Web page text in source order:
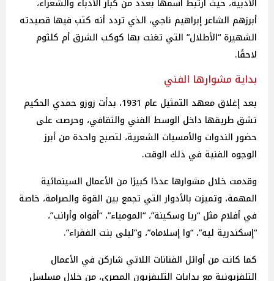
أبرزهم الشاعر إبراهيم ناجي، الذي تردد أنه كتب فيها قصيدته
الشهيرة “الأطلال” التي تغنت بها كوكب الشرق أم كلثوم
لاحقًا.
بداية مشوارها الفني
بعد إغلاق معهد التمثيل عام 1931، بدأت زوزو حمدي الحكيم
تشق طريقها داخل الوسط الفني والثقافي، وحرصت على
حضور الندوات والأمسيات الشعرية، لتصبح واحدة من أبرز
الوجوه الفنية في ذلك الوقت.
وقدمت خلال مشوارها عددًا كبيرًا من الأعمال السينمائية
المهمة، وتميزت بالأدوار التي تجمع بين القوة والصرامة، خاصة
في أفلام مثل “ريا وسكينة”، “المومياء”، “أفواه وأرانب”،
“إسكندرية ليه”، “وا إسلاماه”، و”ليلى بنت الفقراء”.
كما كانت من أوائل الفنانات اللاتي شاركن في الأعمال
التلفزيونية مع بدايات التليفزيون المصري، من خلال مسلسل